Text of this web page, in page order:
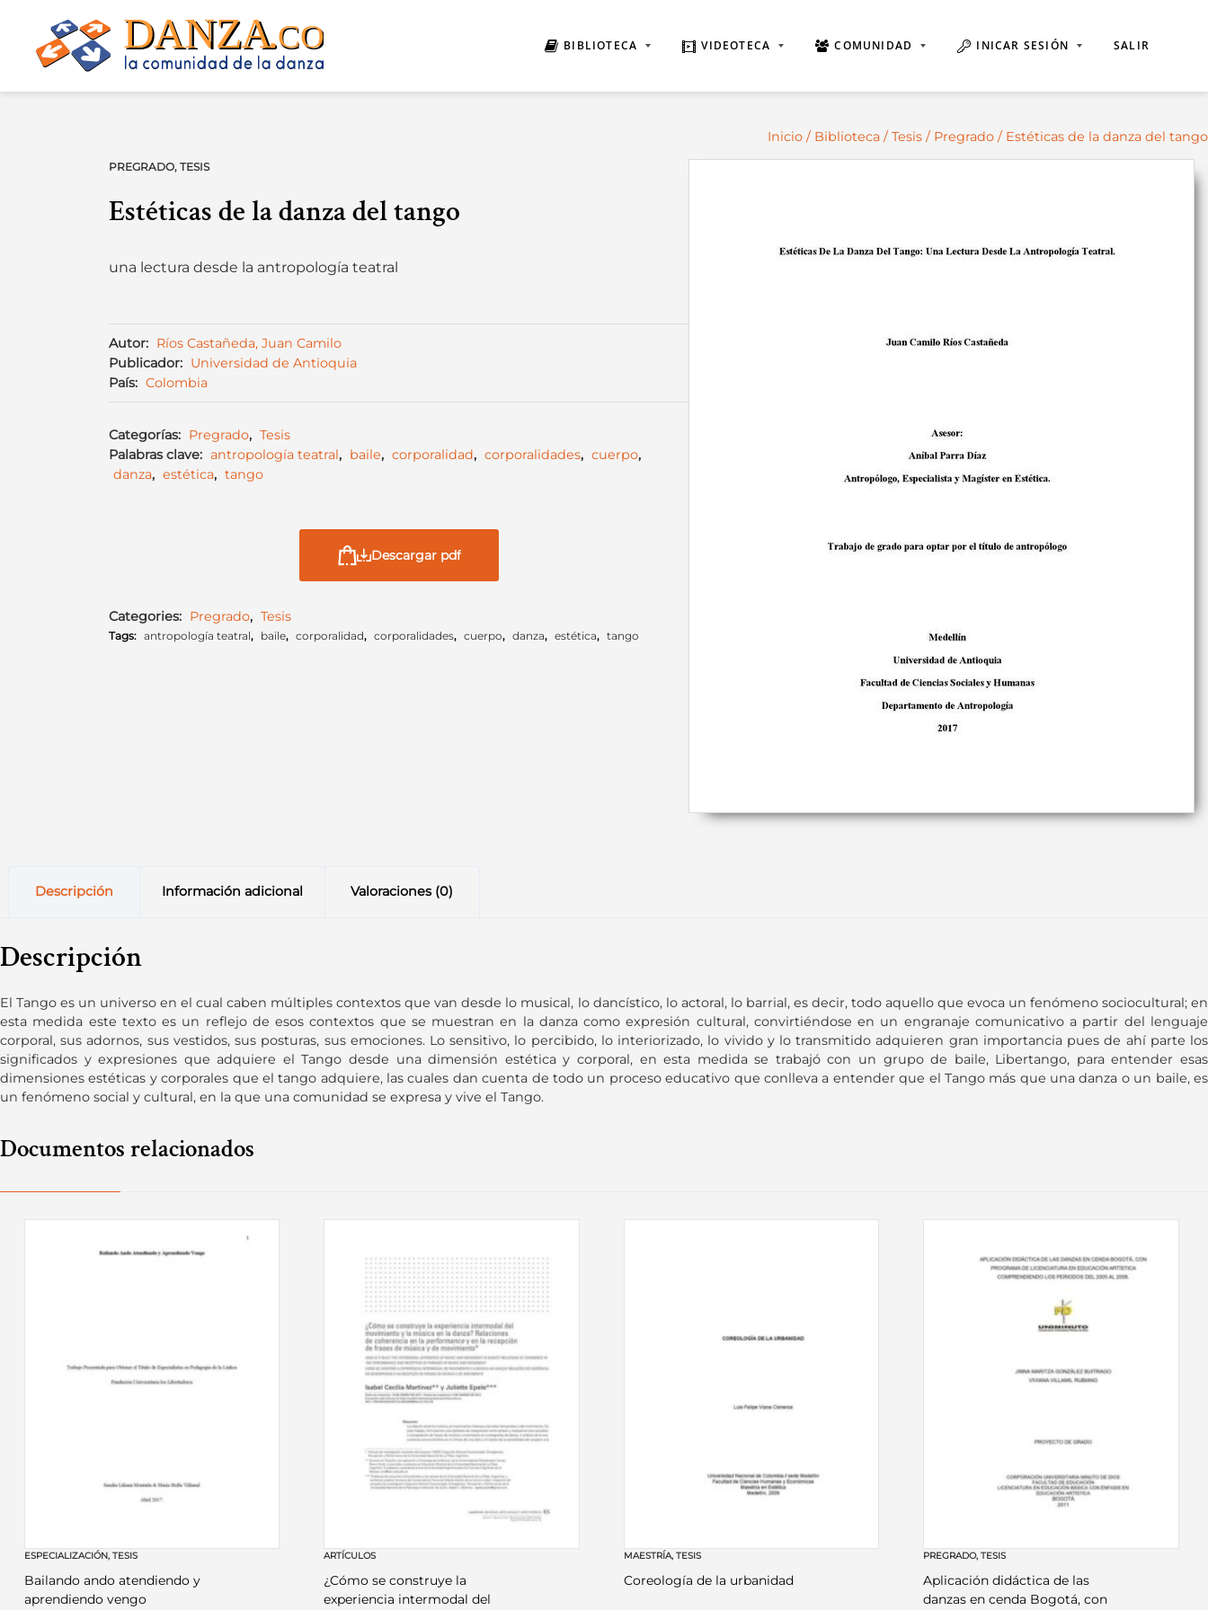
content
BIBLIOTECA VIDEOTECA COMUNIDAD INICAR SESIÓN SALIR
Inicio / Biblioteca /Tesis / Pregrado / Estéticas de la danza del tango
PREGRADO, TESIS
Estéticas de la danza del tango
una lectura desde la antropología teatral
Autor: Ríos Castañeda, Juan Camilo
Publicador: Universidad de Antioquia
País: Colombia
Categorías: Pregrado, Tesis
Palabras clave: antropología teatral, baile, corporalidad, corporalidades, cuerpo,
danza, estética, tango
Descargar pdf
Categories: Pregrado, Tesis
Tags: antropología teatral, baile, corporalidad, corporalidades, cuerpo, danza, estética, tango
Descripción Información adicional Valoraciones (0)
Descripción
El Tango es un universo en el cual caben múltiples contextos que van desde lo musical, lo dancístico, lo actoral, lo barrial, es decir, todo aquello que evoca un fenómeno sociocultural; en
esta medida este texto es un reflejo de esos contextos que se muestran en la danza como expresión cultural, convirtiéndose en un engranaje comunicativo a partir del lenguaje
corporal, sus adornos, sus vestidos, sus posturas, sus emociones. Lo sensitivo, lo percibido, lo interiorizado, lo vivido y lo transmitido adquieren gran importancia pues de ahí parte los
significados y expresiones que adquiere el Tango desde una dimensión estética y corporal, en esta medida se trabajó con un grupo de baile, Libertango, para entender esas
dimensiones estéticas y corporales que el tango adquiere, las cuales dan cuenta de todo un proceso educativo que conlleva a entender que el Tango más que una danza o un baile, es
un fenómeno social y cultural, en la que una comunidad se expresa y vive el Tango.
Documentos relacionados
ESPECIALIZACIÓN, TESIS
Bailando ando atendiendo y
aprendiendo vengo
ARTÍCULOS
¿Cómo se construye la
experiencia intermodal del
MAESTRÍA, TESIS
Coreología de la urbanidad
PREGRADO,TESIS
Aplicación didáctica de las
danzas en cenda Bogotá, con